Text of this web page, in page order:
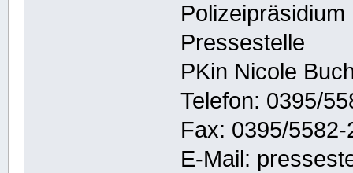
Pressestelle
PKin Nicole
Telefon: 0395/
Fax: 0395/5582-
E-Mail: